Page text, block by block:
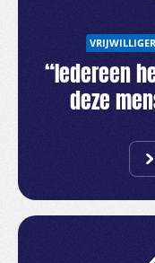
“Iedereen
deze